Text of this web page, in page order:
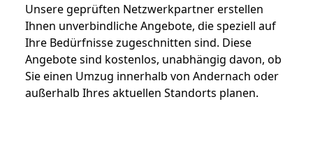
Unsere geprüften Netzwerkpartner erstellen
Ihnen unverbindliche Angebote, die speziell auf
Ihre Bedürfnisse zugeschnitten sind. Diese
Angebote sind kostenlos, unabhängig davon, ob
Sie einen Umzug innerhalb von Andernach oder
außerhalb Ihres aktuellen Standorts planen.